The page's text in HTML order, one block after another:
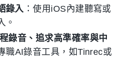
錄入 ：使用iOS內建聽寫或
。
錄音、追求高準確率與中
職AI錄音工具，如Tinrec或